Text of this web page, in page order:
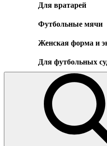
Для вратарей
Футбольные мячи
Женская форма и
Для футбольных